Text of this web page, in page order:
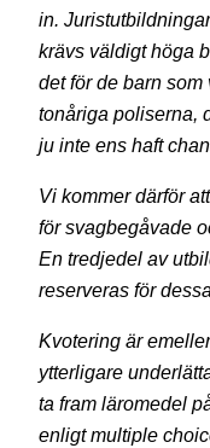
in.
krävs väldigt höga
det för de barn som
tonåriga poliserna,
ju inte ens haft
Vi kommer därför
för svagbegåvade
En tredjedel av
reserveras för
Kvotering är
ytterligare
ta fram läromedel
enligt multiple